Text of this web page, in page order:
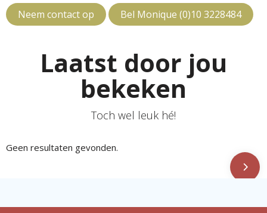
Neem contact op Bel Monique (0)10 3228484
Laatst door jou
bekeken
Toch wel leuk hé!
Geen resultaten gevonden.